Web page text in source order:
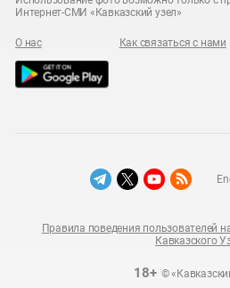
Интернет-СМИ «Кавказский узел»
О нас Как связаться с нами
18+©
Правила поведения пользователей
Кавказского